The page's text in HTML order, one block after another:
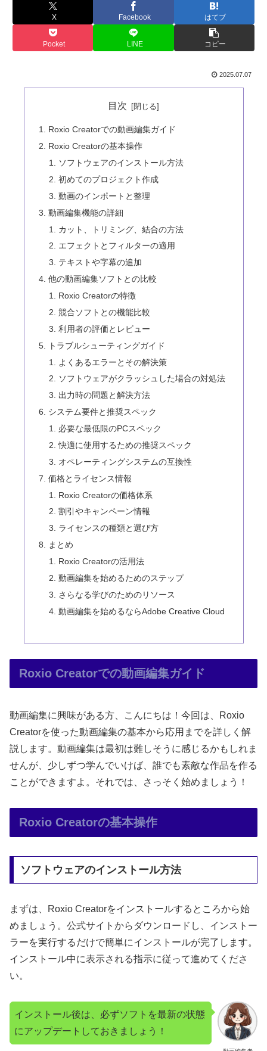
X Facebook はてブ
Pocket LINE コピー
2025.07.07
目次
Roxio Creatorでの動画編集ガイド
Roxio Creatorの基本操作
ソフトウェアのインストール方法
初めてのプロジェクト作成
動画のインポートと整理
動画編集機能の詳細
カット、トリミング、結合の方法
エフェクトとフィルターの適用
テキストや字幕の追加
他の動画編集ソフトとの比較
Roxio Creatorの特徴
競合ソフトとの機能比較
利用者の評価とレビュー
トラブルシューティングガイド
よくあるエラーとその解決策
ソフトウェアがクラッシュした場合の対処法
出力時の問題と解決方法
システム要件と推奨スペック
必要な最低限のPCスペック
快適に使用するための推奨スペック
オペレーティングシステムの互換性
価格とライセンス情報
Roxio Creatorの価格体系
割引やキャンペーン情報
ライセンスの種類と選び方
まとめ
Roxio Creatorの活用法
動画編集を始めるためのステップ
さらなる学びのためのリソース
動画編集を始めるならAdobe Creative Cloud
Roxio Creatorでの動画編集ガイド
動画編集に興味がある方、こんにちは！今回は、Roxio
Creatorを使った動画編集の基本から応用までを詳しく解
説します。動画編集は最初は難しそうに感じるかもしれま
せんが、少しずつ学んでいけば、誰でも素敵な作品を作る
ことができますよ。それでは、さっそく始めましょう！
Roxio Creatorの基本操作
ソフトウェアのインストール方法
まずは、Roxio Creatorをインストールするところから始
めましょう。公式サイトからダウンロードし、インストー
ラーを実行するだけで簡単にインストールが完了します。
インストール中に表示される指示に従って進めてくださ
い。
インストール後は、必ずソフトを最新の状態
にアップデートしておきましょう！